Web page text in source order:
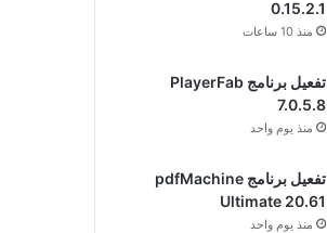
0.15.2.1
منذ 10 ساعات
تفعيل برنامج PlayerFab
7.0.5.8
منذ يوم واحد
تفعيل برنامج pdfMachine
Ultimate 20.61
منذ يوم واحد